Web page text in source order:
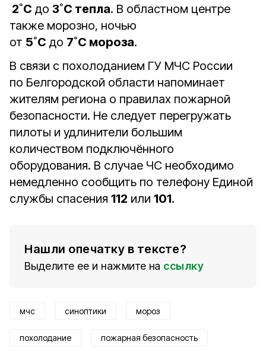
2˚С до 3˚С тепла. В областном центре
также морозно, ночью
от 5˚С до 7˚С мороза.
В связи с похолоданием ГУ МЧС России
по Белгородской области напоминает
жителям региона о правилах пожарной
безопасности. Не следует перегружать
пилоты и удлинители большим
количеством подключённого
оборудования. В случае ЧС необходимо
немедленно сообщить по телефону Единой
службы спасения 112 или 101.
Нашли опечатку в тексте?
Выделите ее и нажмите на ссылку
мчс синоптики мороз
похолодание пожарная безопасность